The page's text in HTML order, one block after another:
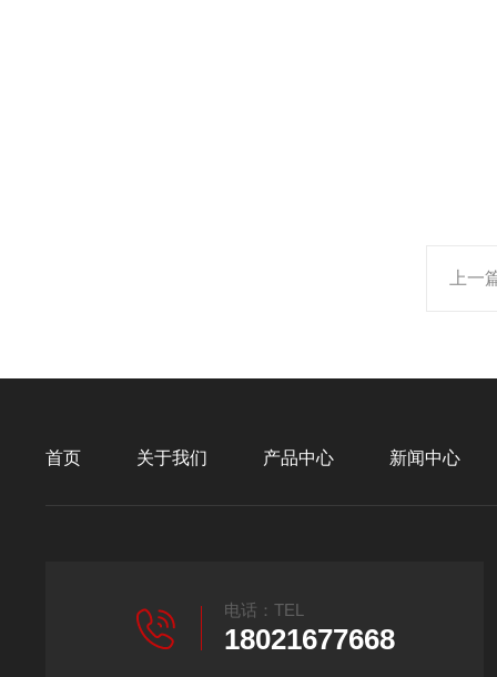
上一
首页 关于我们 产品中心 新闻中心
电话：TEL
18021677668